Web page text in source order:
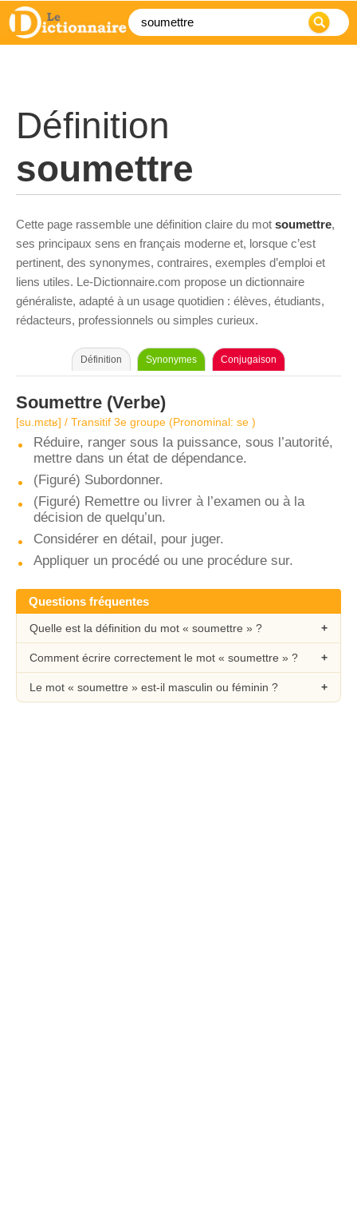
Définition
soumettre
Cette page rassemble une définition claire du mot soumettre,
ses principaux sens en français moderne et, lorsque c’est
pertinent, des synonymes, contraires, exemples d’emploi et
liens utiles. Le-Dictionnaire.com propose un dictionnaire
généraliste, adapté à un usage quotidien : élèves, étudiants,
rédacteurs, professionnels ou simples curieux.
Définition Synonymes Conjugaison
Soumettre (Verbe)
[su.mɛtʁ] / Transitif 3e groupe (Pronominal: se )
Réduire, ranger sous la puissance, sous l’autorité,
mettre dans un état de dépendance.
(Figuré) Subordonner.
(Figuré) Remettre ou livrer à l’examen ou à la
décision de quelqu’un.
Considérer en détail, pour juger.
Appliquer un procédé ou une procédure sur.
Questions fréquentes
Quelle est la définition du mot « soumettre » ?
Comment écrire correctement le mot « soumettre » ?
Le mot « soumettre » est-il masculin ou féminin ?